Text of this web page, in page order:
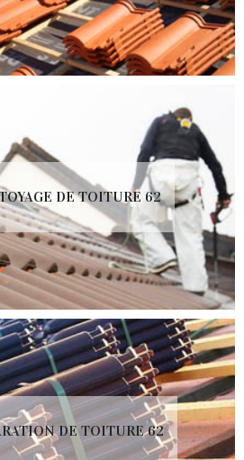
DE TOITURE 62
DE TOITURE 62